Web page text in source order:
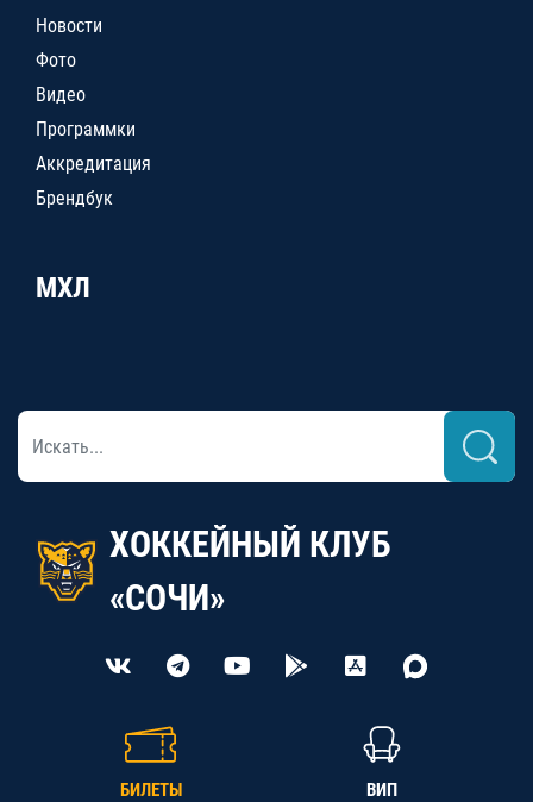
Новости
Фото
Видео
Программки
Аккредитация
Брендбук
МХЛ
ХОККЕЙНЫЙ КЛУБ
«СОЧИ»
БИЛЕТЫ ВИП